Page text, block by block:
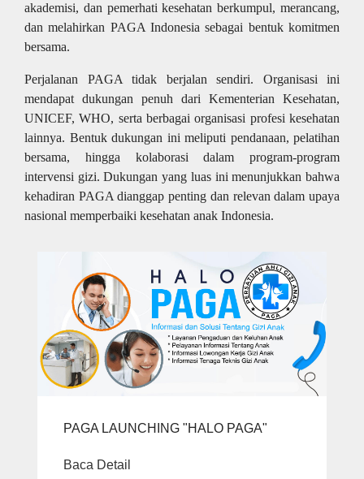
akademisi, dan pemerhati kesehatan berkumpul, merancang,
dan melahirkan PAGA Indonesia sebagai bentuk komitmen
bersama.
Perjalanan PAGA tidak berjalan sendiri. Organisasi ini
mendapat dukungan penuh dari Kementerian Kesehatan,
UNICEF, WHO, serta berbagai organisasi profesi kesehatan
lainnya. Bentuk dukungan ini meliputi pendanaan, pelatihan
bersama, hingga kolaborasi dalam program-program
intervensi gizi. Dukungan yang luas ini menunjukkan bahwa
kehadiran PAGA dianggap penting dan relevan dalam upaya
nasional memperbaiki kesehatan anak Indonesia.
PAGA LAUNCHING "HALO PAGA"
Baca Detail